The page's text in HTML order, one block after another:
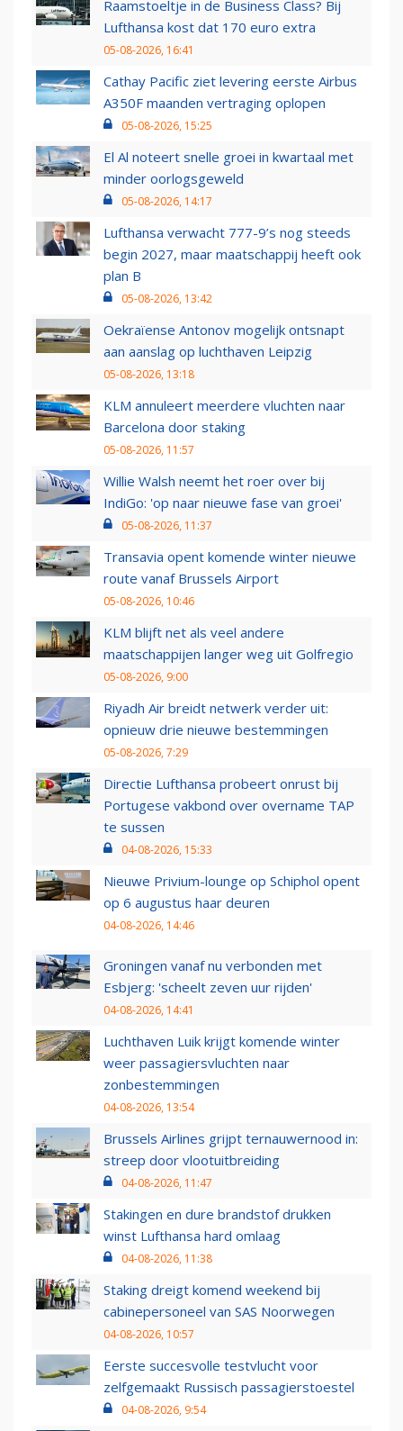
Raamstoeltje in de Business Class? Bij
Lufthansa kost dat 170 euro extra
05-08-2026, 16:41
Cathay Pacific ziet levering eerste Airbus
A350F maanden vertraging oplopen
05-08-2026, 15:25
El Al noteert snelle groei in kwartaal met
minder oorlogsgeweld
05-08-2026, 14:17
Lufthansa verwacht 777-9’s nog steeds
begin 2027, maar maatschappij heeft ook
plan B
05-08-2026, 13:42
Oekraïense Antonov mogelijk ontsnapt
aan aanslag op luchthaven Leipzig
05-08-2026, 13:18
KLM annuleert meerdere vluchten naar
Barcelona door staking
05-08-2026, 11:57
Willie Walsh neemt het roer over bij
IndiGo: 'op naar nieuwe fase van groei'
05-08-2026, 11:37
Transavia opent komende winter nieuwe
route vanaf Brussels Airport
05-08-2026, 10:46
KLM blijft net als veel andere
maatschappijen langer weg uit Golfregio
05-08-2026, 9:00
Riyadh Air breidt netwerk verder uit:
opnieuw drie nieuwe bestemmingen
05-08-2026, 7:29
Directie Lufthansa probeert onrust bij
Portugese vakbond over overname TAP
te sussen
04-08-2026, 15:33
Nieuwe Privium-lounge op Schiphol opent
op 6 augustus haar deuren
04-08-2026, 14:46
Groningen vanaf nu verbonden met
Esbjerg: 'scheelt zeven uur rijden'
04-08-2026, 14:41
Luchthaven Luik krijgt komende winter
weer passagiersvluchten naar
zonbestemmingen
04-08-2026, 13:54
Brussels Airlines grijpt ternauwernood in:
streep door vlootuitbreiding
04-08-2026, 11:47
Stakingen en dure brandstof drukken
winst Lufthansa hard omlaag
04-08-2026, 11:38
Staking dreigt komend weekend bij
cabinepersoneel van SAS Noorwegen
04-08-2026, 10:57
Eerste succesvolle testvlucht voor
zelfgemaakt Russisch passagierstoestel
04-08-2026, 9:54